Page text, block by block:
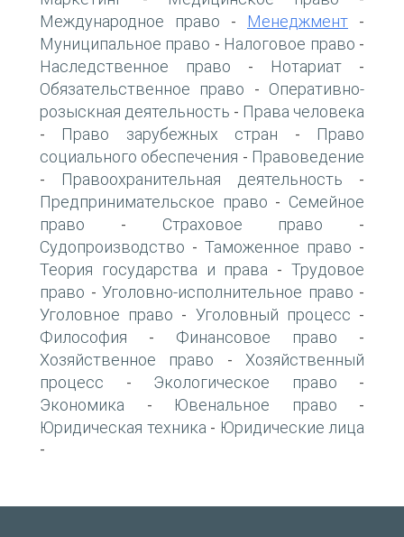
Международное право - Менеджмент -
Муниципальное право - Налоговое право -
Наследственное право - Нотариат -
Обязательственное право - Оперативно-
розыскная деятельность - Права человека
- Право зарубежных стран -
Право
социального обеспечения - Правоведение
- Правоохранительная деятельность -
Предпринимательское право - Семейное
право - Страховое право -
Судопроизводство - Таможенное право -
Теория государства и права -Трудовое
право - Уголовно-исполнительное право -
Уголовное право - Уголовный процесс -
Философия - Финансовое право -
Хозяйственное право - Хозяйственный
процесс - Экологическое право -
Экономика - Ювенальное право -
Юридическая техника - Юридические лица
-